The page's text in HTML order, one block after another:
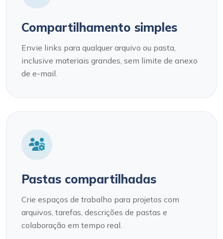
Compartilhamento simples
Envie links para qualquer arquivo ou pasta,
inclusive materiais grandes, sem limite de anexo
de e-mail.
Pastas compartilhadas
Crie espaços de trabalho para projetos com
arquivos, tarefas, descrições de pastas e
colaboração em tempo real.